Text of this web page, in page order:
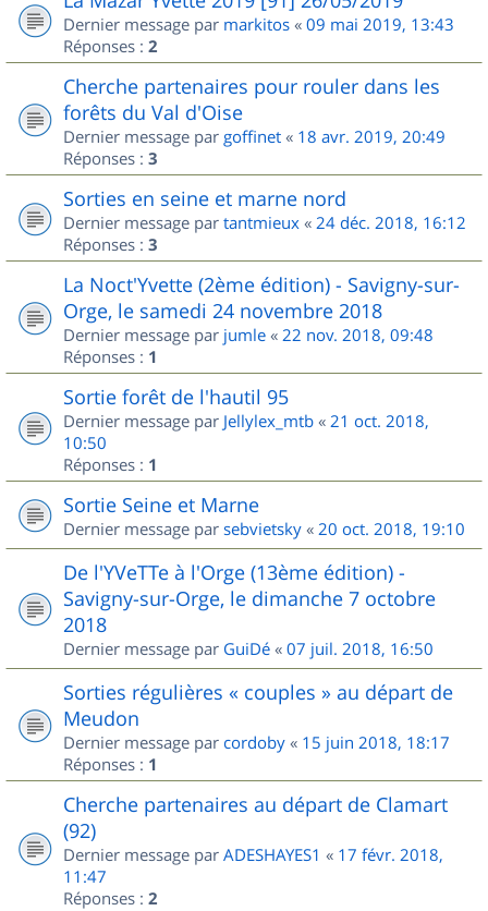
Dernier message par markitos « 09 mai 2019, 13:43
Réponses : 2
Cherche partenaires pour rouler dans les
forêts du Val d'Oise
Dernier message par goffinet « 18 avr. 2019, 20:49
Réponses : 3
Sorties en seine et marne nord
Dernier message par tantmieux « 24 déc. 2018, 16:12
Réponses : 3
La Noct'Yvette (2ème édition) - Savigny-sur-
Orge, le samedi 24 novembre 2018
Dernier message par jumle « 22 nov. 2018, 09:48
Réponses : 1
Sortie forêt de l'hautil 95
Dernier message par Jellylex_mtb « 21 oct. 2018,
10:50
Réponses : 1
Sortie Seine et Marne
Dernier message par sebvietsky « 20 oct. 2018, 19:10
De l'YVeTTe à l'Orge (13ème édition) -
Savigny-sur-Orge, le dimanche 7 octobre
2018
Dernier message par GuiDé « 07 juil. 2018, 16:50
Sorties régulières « couples » au départ de
Meudon
Dernier message par cordoby « 15 juin 2018, 18:17
Réponses : 1
Cherche partenaires au départ de Clamart
(92)
Dernier message par ADESHAYES1 « 17 févr. 2018,
11:47
Réponses : 2